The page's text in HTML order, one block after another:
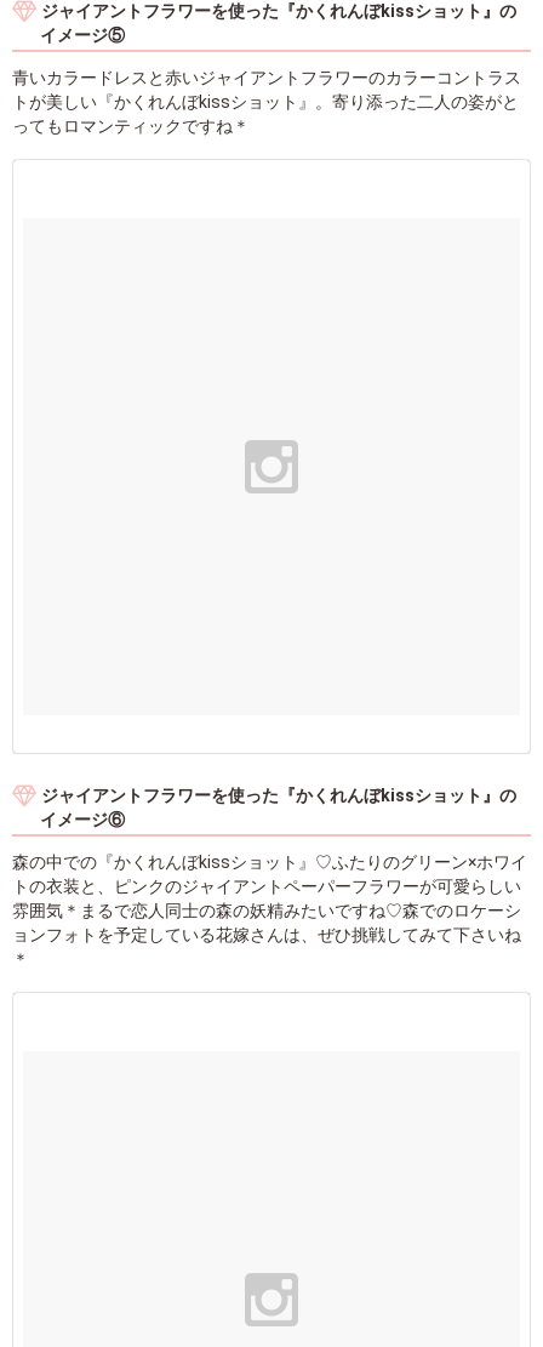
ジャイアントフラワーを使った『かくれんぼkissショット』の
イメージ⑤
青いカラードレスと赤いジャイアントフラワーのカラーコントラス
トが美しい『かくれんぼkissショット』。寄り添った二人の姿がと
ってもロマンティックですね＊
ジャイアントフラワーを使った『かくれんぼkissショット』の
イメージ⑥
森の中での『かくれんぼkissショット』♡ふたりのグリーン×ホワイ
トの衣装と、ピンクのジャイアントペーパーフラワーが可愛らしい
雰囲気＊まるで恋人同士の森の妖精みたいですね♡森でのロケーシ
ョンフォトを予定している花嫁さんは、ぜひ挑戦してみて下さいね
＊